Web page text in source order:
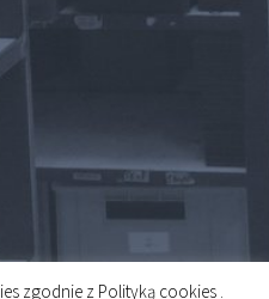
zgodnie z Polityką cookies .